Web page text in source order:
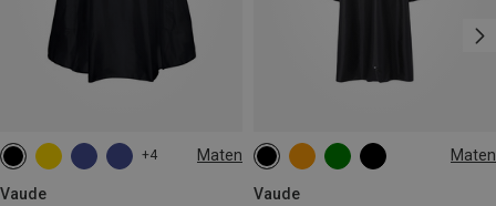
+4 Maten
Vaude
S M L XL Maten
Vaude
L|XL M|S